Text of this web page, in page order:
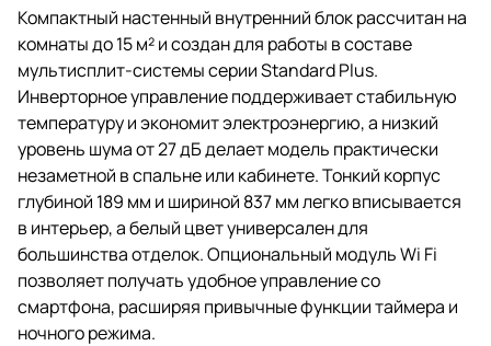
Компактный настенный внутренний блок рассчитан на
комнаты до 15 м² и создан для работы в составе
мультисплит-системы серии Standard Plus.
Инверторное управление поддерживает стабильную
температуру и экономит электроэнергию, а низкий
уровень шума от 27 дБ делает модель практически
незаметной в спальне или кабинете. Тонкий корпус
глубиной 189 мм и шириной 837 мм легко вписывается
в интерьер, а белый цвет универсален для
большинства отделок. Опциональный модуль Wi Fi
позволяет получать удобное управление со
смартфона, расширяя привычные функции таймера и
ночного режима.